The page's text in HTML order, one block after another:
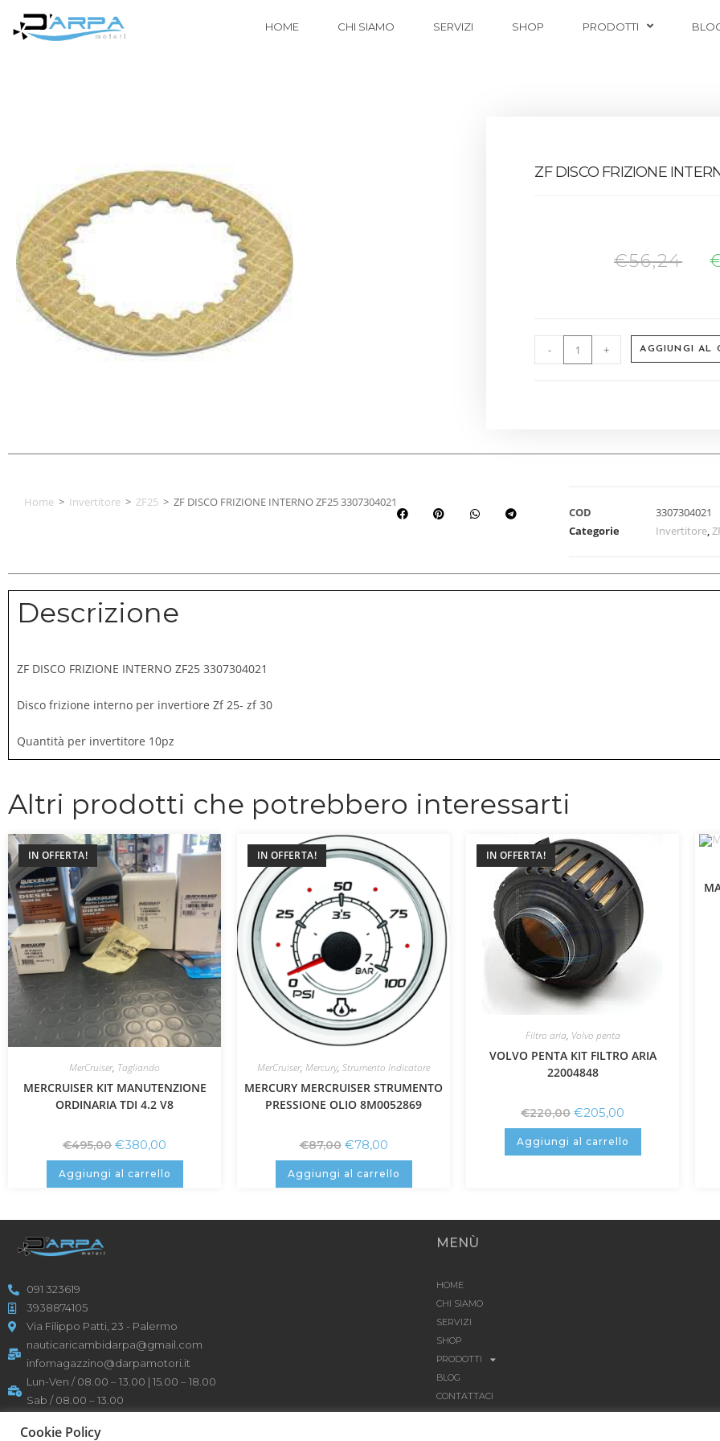
HOME CHI SIAMO SERVIZI SHOP PRODOTTI
ZF DISCO FRIZIONE
€56,24
- + AGGIUNGI AL
Home > Invertitore > ZF25 > ZF DISCO FRIZIONE INTERNO ZF25 3307304021
COD
3307304021
Categorie
Invertitore,
Descrizione
ZF DISCO FRIZIONE INTERNO ZF25 3307304021
Disco frizione interno per invertiore Zf 25- zf 30
Quantità per invertitore 10pz
Altri prodotti che potrebbero interessarti
IN OFFERTA!
MerCruiser, Tagliando
MERCRUISER KIT MANUTENZIONE
ORDINARIA TDI 4.2 V8
€495,00 €380,00
Aggiungi al carrello
IN OFFERTA!
MerCruiser, Mercury, Strumento Indicatore
MERCURY MERCRUISER STRUMENTO
PRESSIONE OLIO 8M0052869
€87,00 €78,00
Aggiungi al carrello
IN OFFERTA!
Filtro aria, Volvo penta
VOLVO PENTA KIT FILTRO ARIA
22004848
€220,00 €205,00
Aggiungi al carrello
091 323619
3938874105
Via Filippo Patti, 23 - Palermo
nauticaricambidarpa@gmail.com
infomagazzino@darpamotori.it
Lun-Ven / 08.00 – 13.00 | 15.00 – 18.00
Sab / 08.00 – 13.00
MENÙ
HOME
CHI SIAMO
SERVIZI
SHOP
PRODOTTI
BLOG
CONTATTACI
Cookie Policy